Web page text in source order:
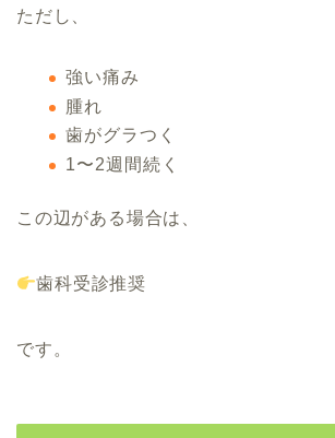
ただし、
強い痛み
腫れ
歯がグラつく
1〜2週間続く
この辺がある場合は、
歯科受診推奨
です。